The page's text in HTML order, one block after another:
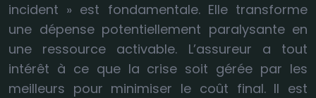
incident » est fondamentale. Elle transforme
une dépense potentiellement paralysante en
une ressource activable. L’assureur a tout
intérêt à ce que la crise soit gérée par les
meilleurs pour minimiser le coût final. Il est